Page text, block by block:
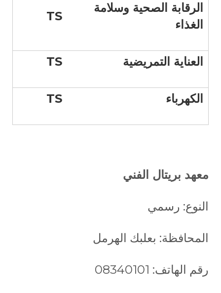
TS
الرقابة الصحية وسلامة
الغذاء
TS العناية التمريضية
TS الكهرباء
معهد بريتال الفني
النوع: رسمي
المحافظة: بعلبك الهرمل
رقم الهاتف: 08340101